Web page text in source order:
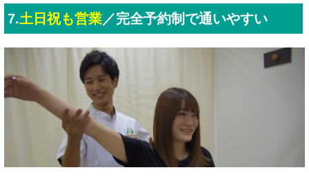
7.土日祝も営業／完全予約制で通いやすい